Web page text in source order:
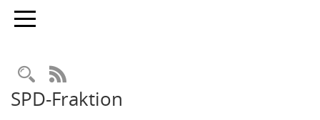
Toggle navigation
Rechercheauswahl
RSS-Feed
SPD-Fraktion